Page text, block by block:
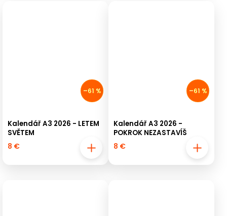
–61 %
Kalendář A3 2026 - LETEM
SVĚTEM
8 €
–61 %
Kalendář A3 2026 -
POKROK NEZASTAVÍŠ
8 €